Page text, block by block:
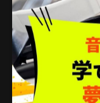
独学で学ぶ
介
DTMで音楽理論を